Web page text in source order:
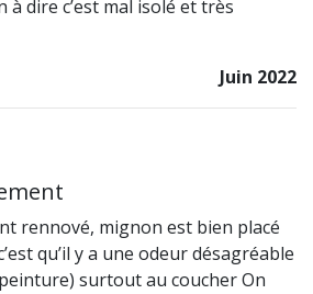
à dire c’est mal isolé et très
Juin 2022
rennové, mignon est bien placé
qu’il y a une odeur désagréable
surtout au coucher On